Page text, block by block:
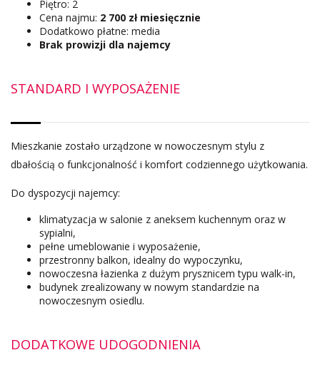
Piętro: 2
Cena najmu: 2 700 zł miesięcznie
Dodatkowo płatne: media
Brak prowizji dla najemcy
STANDARD I WYPOSAŻENIE
Mieszkanie zostało urządzone w nowoczesnym stylu z
dbałością o funkcjonalność i komfort codziennego użytkowania.
Do dyspozycji najemcy:
klimatyzacja w salonie z aneksem kuchennym oraz w
sypialni,
pełne umeblowanie i wyposażenie,
przestronny balkon, idealny do wypoczynku,
nowoczesna łazienka z dużym prysznicem typu walk-in,
budynek zrealizowany w nowym standardzie na
nowoczesnym osiedlu.
DODATKOWE UDOGODNIENIA